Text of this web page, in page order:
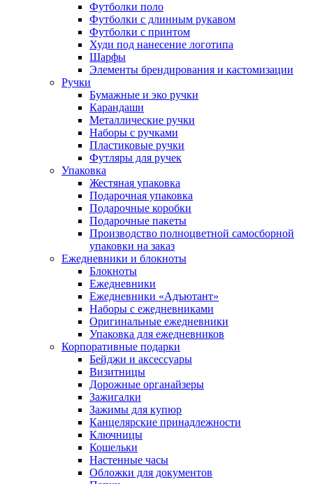
Футболки поло
Футболки с длинным рукавом
Футболки с принтом
Худи под нанесение логотипа
Шарфы
Элементы брендирования и кастомизации
Ручки
Бумажные и эко ручки
Карандаши
Металлические ручки
Наборы с ручками
Пластиковые ручки
Футляры для ручек
Упаковка
Жестяная упаковка
Подарочная упаковка
Подарочные коробки
Подарочные пакеты
Производство полноцветной самосборной
упаковки на заказ
Ежедневники и блокноты
Блокноты
Ежедневники
Ежедневники «Адъютант»
Наборы с ежедневниками
Оригинальные ежедневники
Упаковка для ежедневников
Корпоративные подарки
Бейджи и аксессуары
Визитницы
Дорожные органайзеры
Зажигалки
Зажимы для купюр
Канцелярские принадлежности
Ключницы
Кошельки
Настенные часы
Обложки для документов